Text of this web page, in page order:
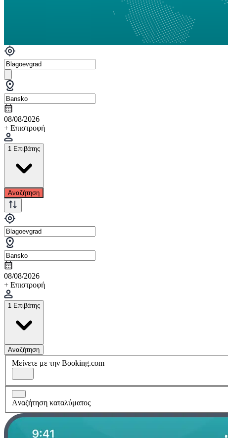
08/08/2026
+ Επιστροφή
1 Επιβάτης
Αναζήτηση
08/08/2026
+ Επιστροφή
1 Επιβάτης
Αναζήτηση
Μείνετε με την Booking.com
Aναζήτηση καταλύματος